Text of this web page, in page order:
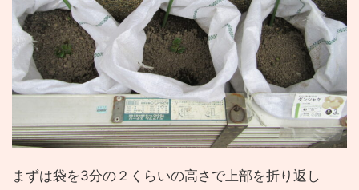
まずは袋を3分の２くらいの高さで上部を折り返し